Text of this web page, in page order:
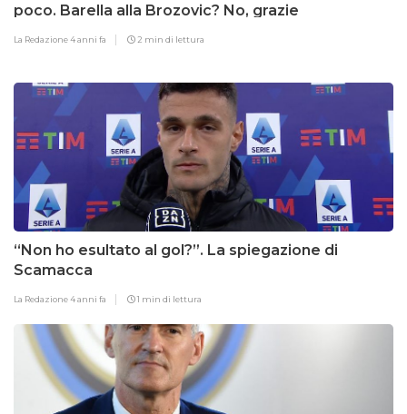
poco. Barella alla Brozovic? No, grazie
La Redazione4 anni fa 2 min di lettura
“Non ho esultato al gol?”. La spiegazione di
Scamacca
La Redazione4 anni fa 1 min di lettura